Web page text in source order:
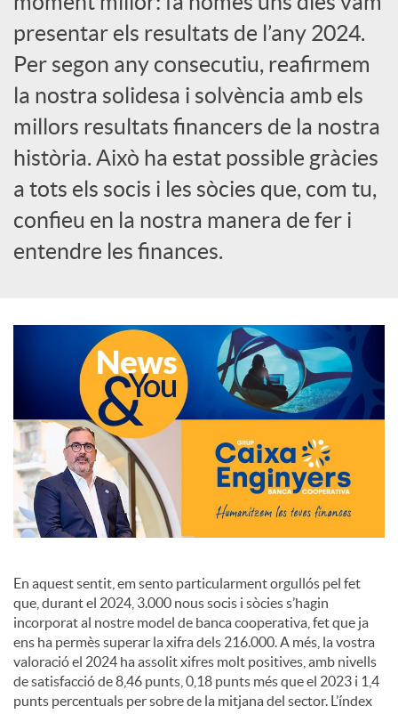
a
r
x
e
c
i
a
l
s
presentar els resultats de l’any 2024.
Per segon any consecutiu, reafirmem
la nostra solidesa i solvència amb els
millors resultats financers de la nostra
història. Això ha estat possible gràcies
a tots els socis i les sòcies que, com tu,
confieu en la nostra manera de fer i
entendre les finances.
En aquest sentit, em sento particularment orgullós pel fet
que, durant el 2024, 3.000 nous socis i sòcies s’hagin
incorporat al nostre model de banca cooperativa, fet que ja
ens ha permès superar la xifra dels 216.000. A més, la vostra
valoració el 2024 ha assolit xifres molt positives, amb nivells
de satisfacció de 8,46 punts, 0,18 punts més que el 2023 i 1,4
punts percentuals per sobre de la mitjana del sector. L’índex